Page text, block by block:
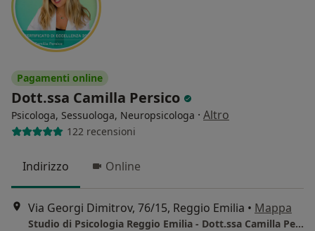
Pagamenti online
Dott.ssa Camilla Persico
Psicologa, Sessuologa, Neuropsicologa · Altro
122 recensioni
Indirizzo Online
Via Georgi Dimitrov, 76/15, Reggio Emilia • Mappa
Studio di Psicologia Reggio Emilia - Dott.ssa Camilla Persico